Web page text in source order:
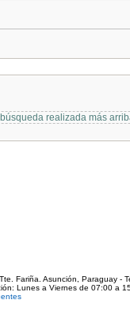
realizada más
Fariña. Asunción, Paraguay -
Lunes a Viernes de 07:00 a